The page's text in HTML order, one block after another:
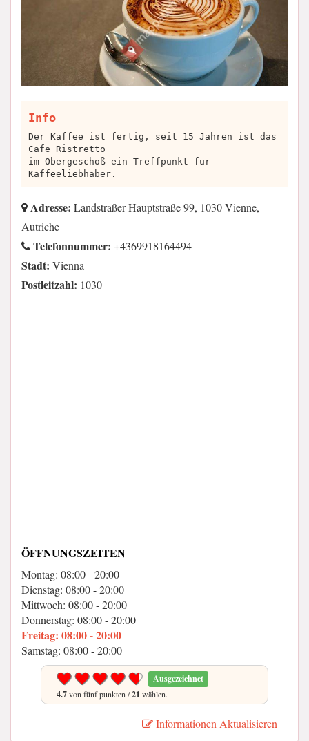
Info
Der Kaffee ist fertig, seit 15 Jahren ist das
Cafe Ristretto
im Obergeschoß ein Treffpunkt für
Kaffeeliebhaber.
Adresse: Landstraßer Hauptstraße 99, 1030 Vienne,
Autriche
Telefonnummer: +4369918164494
Stadt: Vienna
Postleitzahl: 1030
ÖFFNUNGSZEITEN
Montag: 08:00 - 20:00
Dienstag: 08:00 - 20:00
Mittwoch: 08:00 - 20:00
Donnerstag: 08:00 - 20:00
Freitag: 08:00 - 20:00
Samstag: 08:00 - 20:00
Ausgezeichnet
4.7von fünf punkten /21 wählen.
Informationen Aktualisieren